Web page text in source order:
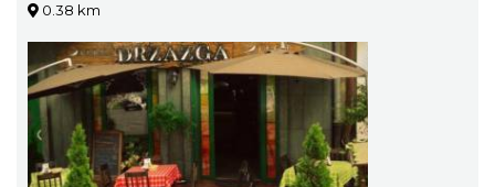
0.38 km